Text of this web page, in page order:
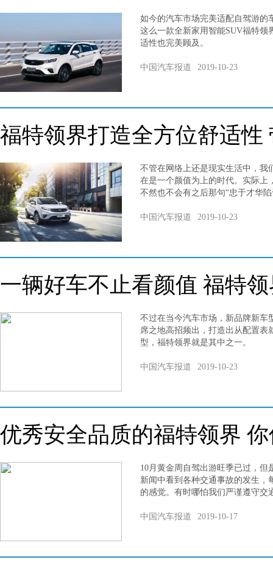
如今的汽车市场完美适配自驾游的
这么一款全新家用智能SUV福特领
适性也完美顾及。
中国汽车报道 2019-10-23
福特领界打造全方位舒适性
不管在网络上还是现实生活中，我
在是一个颜值为上的时代。实际上
不然也不会有之后那句“忠于才华
中国汽车报道 2019-10-23
一辆好车不止看颜值 福特
不过在当今汽车市场，新品牌新车
席之地高招频出，打造出从配置表
型，福特领界就是其中之一。
中国汽车报道 2019-10-23
优秀安全品质的福特领界
10月黄金周自驾出游旺季已过，
新闻中看到各种交通事故的发生，
的感觉。有时哪怕我们严谨遵守交
中国汽车报道 2019-10-17